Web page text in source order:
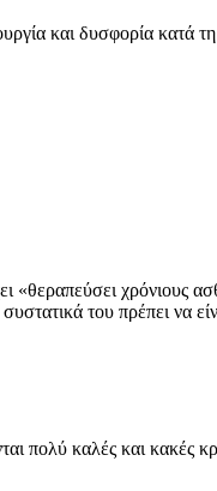
και δυσφορία κατά
«θεραπεύσει χρόνιους
του πρέπει να
πολύ καλές και κακές